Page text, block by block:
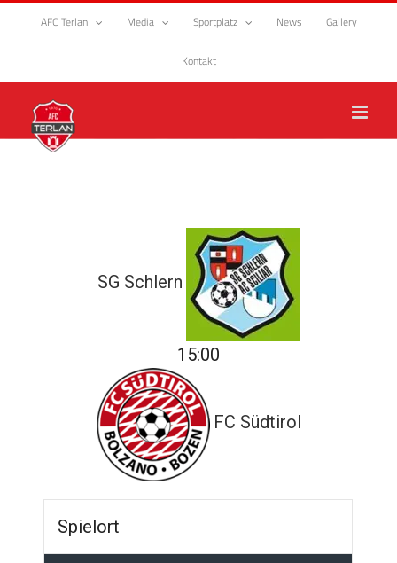
Zum
AFC Terlan Media Sportplatz News Gallery
Kontakt
SG Schlern
15:00
FC Südtirol
Spielort